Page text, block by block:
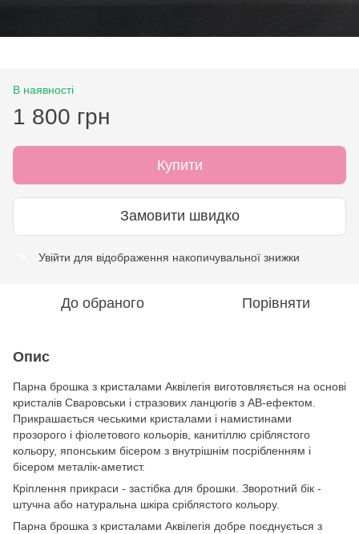
В наявності
1 800 грн
Купити
Замовити швидко
Увійти для відображення накопичувальної знижки
До обраного Порівняти
Опис
Парна брошка з кристалами Аквілегія виготовляється на основі
кристалів Сваровськи і стразових ланцюгів з АВ-ефектом.
Прикрашається чеськими кристалами і намистинами
прозорого і фіолетового кольорів, канитіллю сріблястого
кольору, японським бісером з внутрішнім посрібленням і
бісером металік-аметист.
Кріплення прикраси - застібка для брошки. Зворотний бік -
штучна або натуральна шкіра сріблястого кольору.
Парна брошка з кристалами Аквілегія добре поєднується з